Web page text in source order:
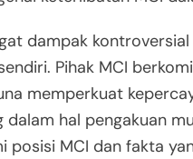
dampak
Pihak MCI
memperkuat
hal pengakuan
posisi MCI dan fakta